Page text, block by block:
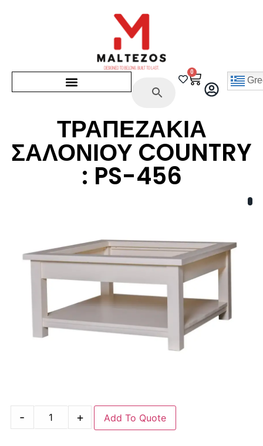
0
ΤΡΑΠΕΖΑΚΙΑ
ΣΑΛΟΝΙΟΥ COUNTRY
: PS-456
- + Add To Quote